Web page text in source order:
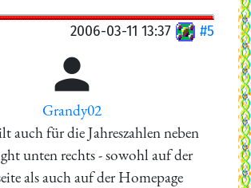
2006-03-11 13:37 #5

Grandy02
auch für die Jahreszahlen neben
unten rechts - sowohl auf der
als auch auf der Homepage